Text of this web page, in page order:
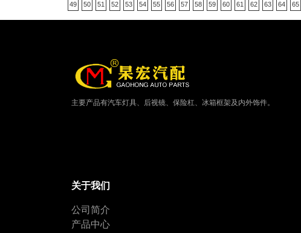
49 50 51 52 53 54 55 56 57 58 59 60 61 62 63 64 65
主要产品有汽车灯具、后视镜、保险杠、冰箱框架及内外饰件。
关于我们
公司简介
产品中心